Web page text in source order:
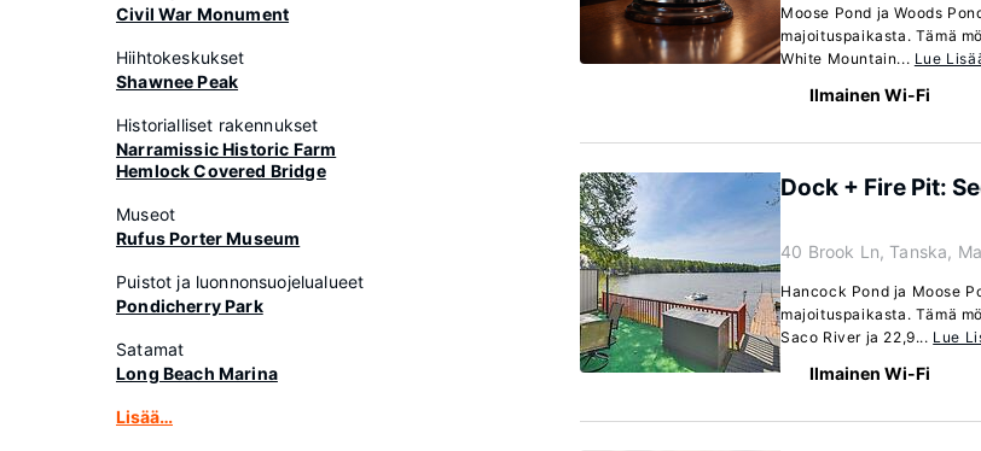
Civil War Monument
Hiihtokeskukset
Shawnee Peak
Historialliset rakennukset
Narramissic Historic Farm
Hemlock Covered Bridge
Museot
Rufus Porter Museum
Puistot ja luonnonsuojelualueet
Pondicherry Park
Satamat
Long Beach Marina
Lisää…
Moose Pond ja Woods
majoituspaikasta. Tämä
White Mountain... Lue
Ilmainen Wi-Fi
Dock + Fire Pit:
40 Brook Ln, Tanska,
Hancock Pond ja Moose
majoituspaikasta. Tämä
Saco River ja 22,9... Lue
Ilmainen Wi-Fi